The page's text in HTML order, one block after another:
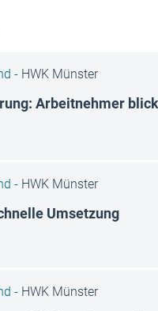
- HWK Münster
Arbeitnehmer
- HWK Münster
Umsetzung
- HWK Münster